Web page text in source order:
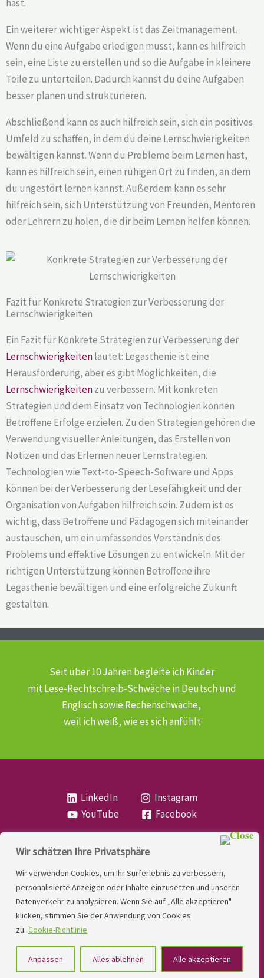
Wir schätzen Ihre Privatsphäre
Wir verwenden Cookies, um Ihr Surferlebnis zu verbessern,
personalisierte Anzeigen oder Inhalte einzusetzen und unseren
Datenverkehr zu analysieren. Wenn Sie auf „Alle akzeptieren"
klicken, stimmen Sie der Anwendung von Cookies
zu. Cookie-Richtlinie
Anpassen Alles ablehnen Alle akzeptieren
hast.
Ein weiterer wichtiger Aspekt ist das Zeitmanagement.
Wenn du eine Aufgabe erledigen musst, kann es hilfreich
sein, eine Liste zu erstellen und so die Aufgabe in kleinere
Teile zu unterteilen. Dadurch kannst du deine Aufgaben
besser planen und strukturieren.
Abschließend kann es auch hilfreich sein, sich ein positives
Umfeld zu schaffen, in dem du deine Lernschwierigkeiten
bewältigen kannst. Wenn du Probleme beim Lernen hast,
kann es hilfreich sein, einen ruhigen Ort zu finden, an dem
du ungestört lernen kannst. Außerdem kann es sehr
hilfreich sein, sich Unterstützung von Freunden, Mentoren
oder Lehrern zu holen, die dir beim Lernen helfen können.
Fazit für Konkrete Strategien zur Verbesserung der
Lernschwierigkeiten
Ein Fazit für Konkrete Strategien zur Verbesserung der
Lernschwierigkeitenlautet: Legasthenie ist eine
Herausforderung, aber es gibt Möglichkeiten, die
Lernschwierigkeitenzu verbessern. Mit konkreten
Strategien und dem Einsatz von Technologien können
Betroffene Erfolge erzielen. Zu den Strategien gehören die
Verwendung visueller Anleitungen, das Erstellen von
Notizen und das Erlernen neuer Lernstrategien.
Technologien wie Text-to-Speech-Software und Apps
können bei der Verbesserung der Lesefähigkeit und der
Organisation von Aufgaben hilfreich sein. Zudem ist es
wichtig, dass Betroffene und Pädagogen sich miteinander
austauschen, um ein umfassendes Verständnis des
Problems und effektive Lösungen zu entwickeln. Mit der
richtigen Unterstützung können Betroffene ihre
Legasthenie bewältigen und eine erfolgreiche Zukunft
gestalten.
Seit über 10 Jahren begleite ich Kinder
mit Lese-Rechtschreib-Schwächein Deutsch und
Englisch sowie Rechenschwäche,
weil ich weiß, wie es sich anfühlt
LinkedIn
Instagram
YouTube
Facebook
LINDNER. 2026 | Powered by
Kontakt
Datenschutzerklärung